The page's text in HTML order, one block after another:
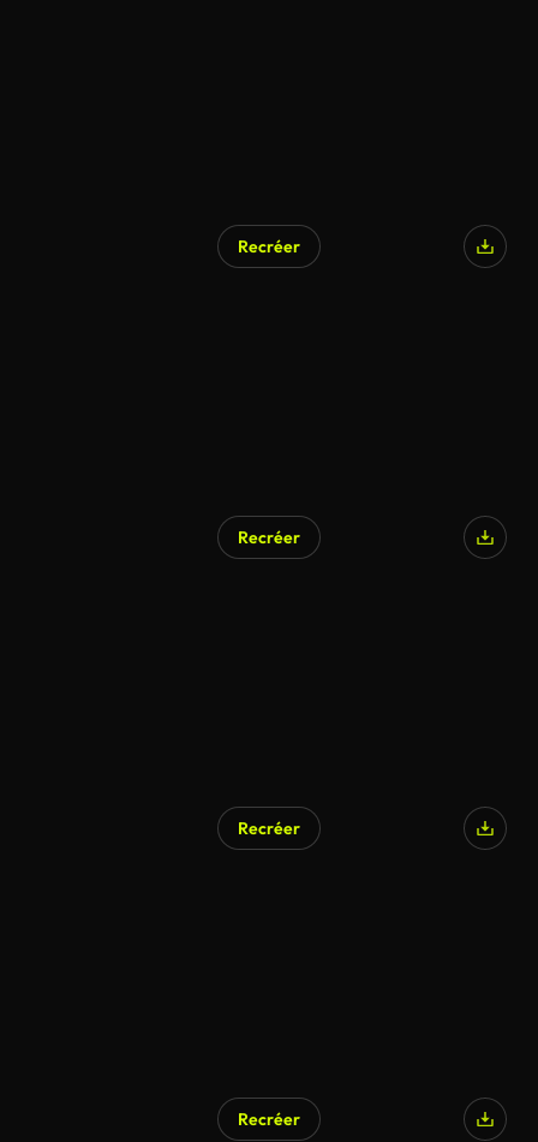
Recréer
Recréer
Recréer
Recréer